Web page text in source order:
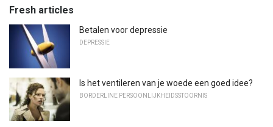
Fresh articles
Betalen voor depressie
DEPRESSIE
Is het ventileren van je woede een goed idee?
BORDERLINE PERSOONLIJKHEIDSSTOORNIS